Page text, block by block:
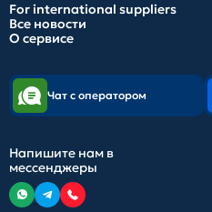
For international suppliers
Все новости
О сервисе
Чат с оператором
Напишите нам в
мессенджеры